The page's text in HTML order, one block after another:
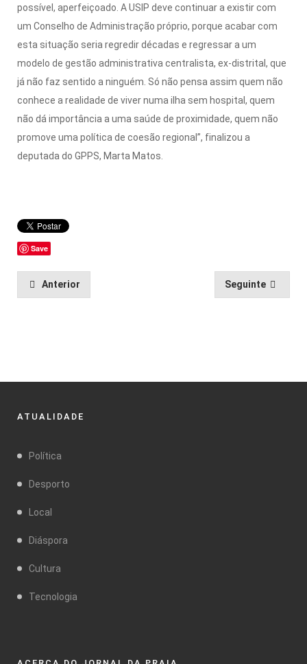
possível, aperfeiçoado. A USIP deve continuar a existir com
um Conselho de Administração próprio, porque acabar com
esta situação seria regredir décadas e regressar a um
modelo de gestão administrativa centralista, ex-distrital, que
já não faz sentido a ninguém. Só não pensa assim quem não
conhece a realidade de viver numa ilha sem hospital, quem
não dá importância a uma saúde de proximidade, quem não
promove uma política de coesão regional”, finalizou a
deputada do GPPS, Marta Matos.
Save
Anterior Seguinte
ATUALIDADE
Política
Desporto
Local
Diáspora
Cultura
Tecnologia